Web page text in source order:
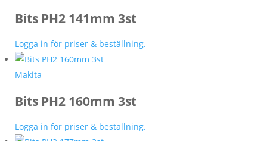
Bits PH2 141mm 3st
Logga in för priser & beställning.
Makita
Bits PH2 160mm 3st
Logga in för priser & beställning.